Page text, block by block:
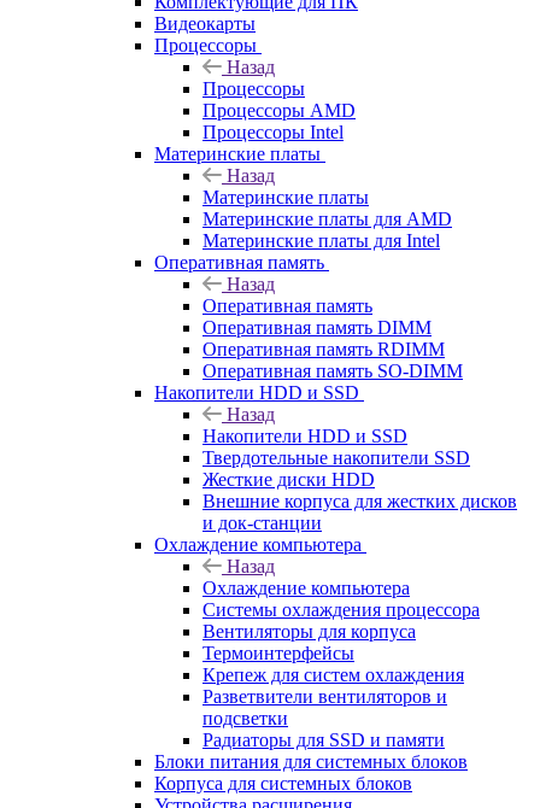
Видеокарты
Процессоры
Назад
Процессоры
Процессоры AMD
Процессоры Intel
Материнские платы
Назад
Материнские платы
Материнские платы для AMD
Материнские платы для Intel
Оперативная память
Назад
Оперативная память
Оперативная память DIMM
Оперативная память RDIMM
Оперативная память SO-DIMM
Накопители HDD и SSD
Назад
Накопители HDD и SSD
Твердотельные накопители SSD
Жесткие диски HDD
Внешние корпуса для жестких дисков
и док-станции
Охлаждение компьютера
Назад
Охлаждение компьютера
Системы охлаждения процессора
Вентиляторы для корпуса
Термоинтерфейсы
Крепеж для систем охлаждения
Разветвители вентиляторов и
подсветки
Радиаторы для SSD и памяти
Блоки питания для системных блоков
Корпуса для системных блоков